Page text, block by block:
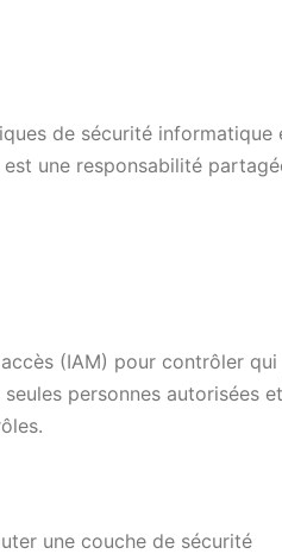
de sécurité informatique
une responsabilité
(IAM) pour contrôler qui
personnes autorisées et
une couche de sécurité